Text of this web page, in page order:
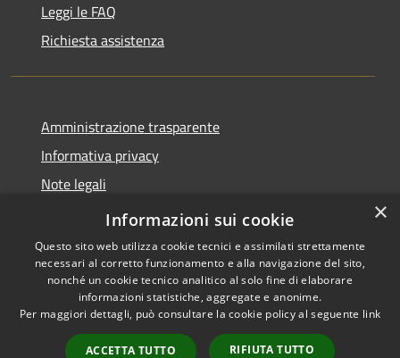
Leggi le FAQ
Richiesta assistenza
Amministrazione trasparente
Informativa privacy
Note legali
Dichiarazione di accessibilità
Accessibilità
Copyright © 2026 • Comune di
Carnate • Powered by
Municipium•
Accesso
×
Informazioni sui cookie
Questo sito web utilizza cookie tecnici e assimilati strettamente
necessari al corretto funzionamento e alla navigazione del sito,
nonché un cookie tecnico analitico al solo fine di elaborare
informazioni statistiche, aggregate e anonime.
Per maggiori dettagli, può consultare la cookie policy al seguente link
ACCETTA TUTTO RIFIUTA TUTTO